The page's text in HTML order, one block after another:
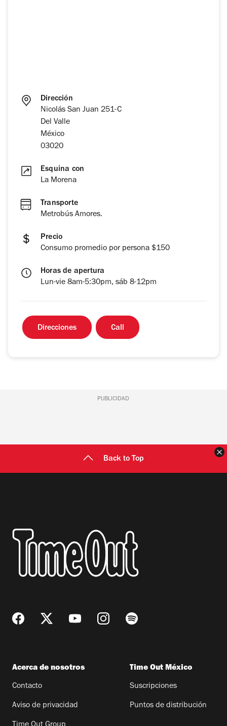
Dirección
Nicolás San Juan 251-C
Del Valle
México
03020
Esquina con
La Morena
Transporte
Metrobús Amores.
Precio
Consumo promedio por persona $150
Horas de apertura
Lun-vie 8am-5:30pm, sáb 8-12pm
Direcciones Call
PUBLICIDAD
Back to Top
Acerca de nosotros
Contacto
Aviso de privacidad
Time Out México
Suscripciones
Puntos de distribución